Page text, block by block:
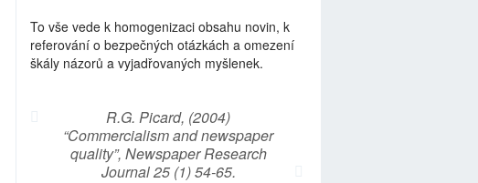
To vše vede k homogenizaci obsahu novin, k
referování o bezpečných otázkách a omezení
škály názorů a vyjadřovaných myšlenek.
R.G. Picard, (2004)
“Commercialism and newspaper
quality”, Newspaper Research
Journal 25 (1) 54-65.